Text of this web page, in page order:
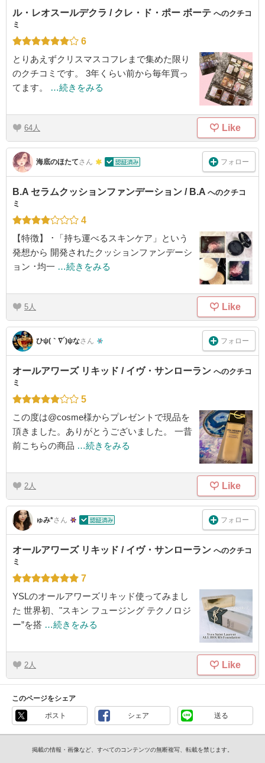
ル・レオスールデクラ / クレ・ド・ポー ボーテ へのクチコ
ミ
6
とりあえずクリスマスコフレまで集めた限り
のクチコミです。 3年くらい前から毎年買っ
てます。
…続きをみる
64 Like
海底のほたてさん フォロー
B.A セラムクッションファンデーション / B.A へのクチコ
ミ
4
【特徴】 ･「持ち運べるスキンケア」という
発想から 開発されたクッションファンデーシ
ョン ･均一 …続きをみる
5 Like
ひψ(｀∇´)ψなさん フォロー
オールアワーズ リキッド / イヴ・サンローラン へのクチコ
ミ
5
この度は@cosme様からプレゼントで現品を
頂きました。ありがとうございました。 一昔
前こちらの商品 …続きをみる
2 Like
ゅみ*さん フォロー
オールアワーズ リキッド / イヴ・サンローラン へのクチコ
ミ
7
YSLのオールアワーズリキッド使ってみまし
た 世界初、"スキン フュージング テクノロジ
ー”を搭 …続きをみる
2 Like
このページをシェア
ポスト シェア 送る
掲載の情報・画像など、すべてのコンテンツの無断複写、転載を禁じます。